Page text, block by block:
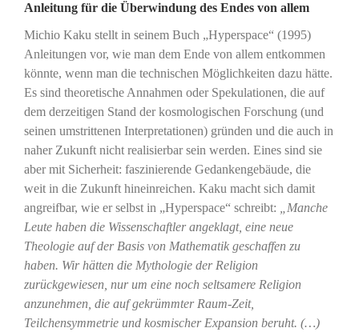
Anleitung für die Überwindung des Endes von allem
Michio Kaku stellt in seinem Buch „Hyperspace“ (1995)
Anleitungen vor, wie man dem Ende von allem entkommen
könnte, wenn man die technischen Möglichkeiten dazu hätte.
Es sind theoretische Annahmen oder Spekulationen, die auf
dem derzeitigen Stand der kosmologischen Forschung (und
seinen umstrittenen Interpretationen) gründen und die auch in
naher Zukunft nicht realisierbar sein werden. Eines sind sie
aber mit Sicherheit: faszinierende Gedankengebäude, die
weit in die Zukunft hineinreichen. Kaku macht sich damit
angreifbar, wie er selbst in „Hyperspace“ schreibt:
„Manche
Leute haben die Wissenschaftler angeklagt, eine neue
Theologie auf der Basis von Mathematik geschaffen zu
haben. Wir hätten die Mythologie der Religion
zurückgewiesen, nur um eine noch seltsamere Religion
anzunehmen, die auf gekrümmter Raum-Zeit,
Teilchensymmetrie und kosmischer Expansion beruht. (…)